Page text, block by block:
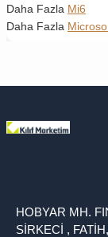
Daha Fazla Mi6
Daha Fazla
HOBYAR MH.
SİRKECİ ,